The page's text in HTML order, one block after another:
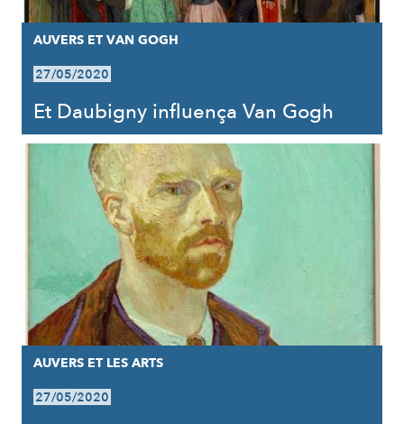
AUVERS ET VAN GOGH
27/05/2020
Et Daubigny influença Van Gogh
AUVERS ET LES ARTS
27/05/2020